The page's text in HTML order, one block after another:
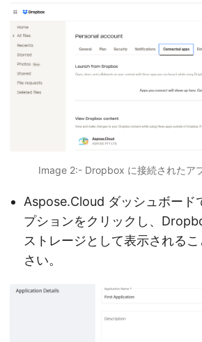
Image 2:- Dropbox に接続されたア
Aspose.Cloud ダッシュボード
プションをクリックし、
ストレージとして表示される
さい。